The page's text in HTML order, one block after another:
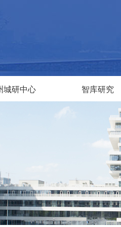
城研中心 智库研究